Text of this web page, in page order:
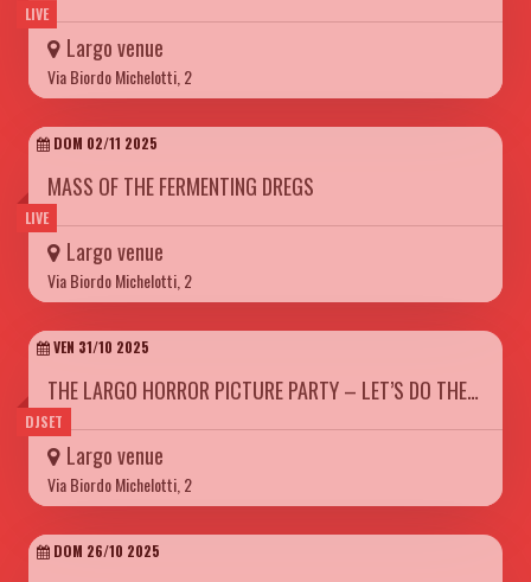
LIVE
Largo venue
Via Biordo Michelotti, 2
LIVE
DOM 02/11 2025
MASS OF THE FERMENTING DREGS
Largo venue
Via Biordo Michelotti, 2
DJSET
VEN 31/10 2025
THE LARGO HORROR PICTURE PARTY – LET’S DO THE…
Largo venue
Via Biordo Michelotti, 2
DOM 26/10 2025